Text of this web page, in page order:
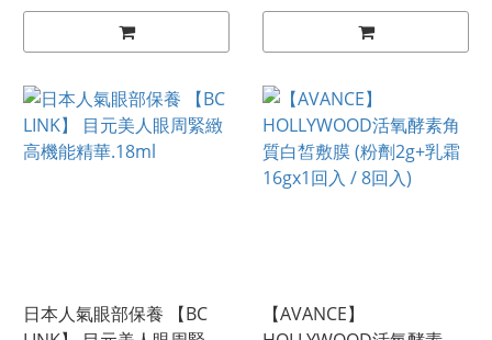
日本人氣眼部保養 【BC
【AVANCE】